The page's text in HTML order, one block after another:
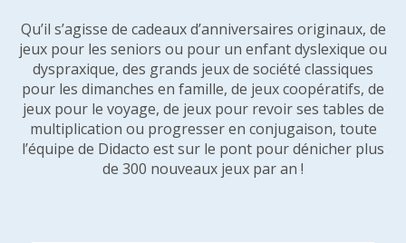
Qu’il s’agisse de cadeaux d’anniversaires originaux, de
jeux pour les seniors ou pour un enfant dyslexique ou
dyspraxique, des grands jeux de société classiques
pour les dimanches en famille, de jeux coopératifs, de
jeux pour le voyage, de jeux pour revoir ses tables de
multiplication ou progresser en conjugaison, toute
l’équipe de Didacto est sur le pont pour dénicher plus
de 300 nouveaux jeux par an !